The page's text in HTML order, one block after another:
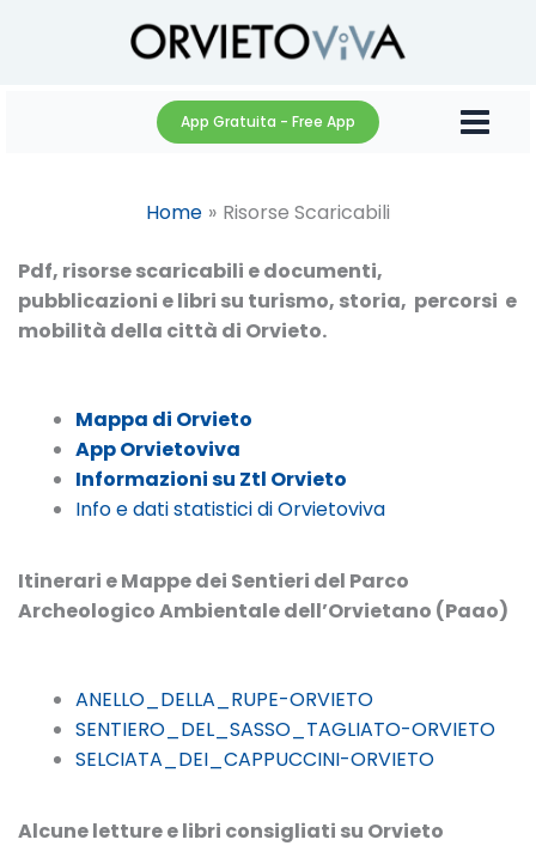
App Gratuita - Free App
Home Risorse Scaricabili
Pdf, risorse scaricabili e documenti,
pubblicazioni e libri su turismo, storia, percorsi e
mobilità della città di Orvieto.
Mappa di Orvieto
App Orvietoviva
Informazioni su Ztl Orvieto
Info e dati statistici di Orvietoviva
Itinerari e Mappe dei Sentieri del Parco
Archeologico Ambientale dell’Orvietano (Paao)
ANELLO_DELLA_RUPE-ORVIETO
SENTIERO_DEL_SASSO_TAGLIATO-ORVIETO
SELCIATA_DEI_CAPPUCCINI-ORVIETO
Alcune letture e libri consigliati su Orvieto